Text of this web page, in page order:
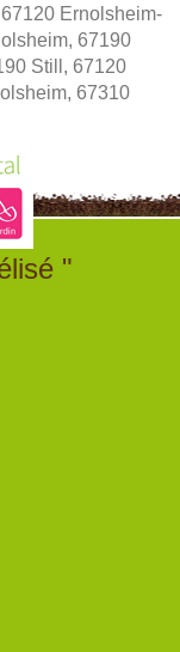
Ernolsheim-
67190
Still, 67120
67310
"